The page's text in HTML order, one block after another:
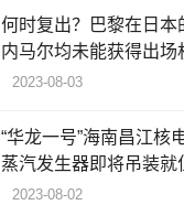
何时复出？巴黎在日本
内马尔均未能获得出场
2023-08-03
“华龙一号”海南昌江核
蒸汽发生器即将吊装就
2023-08-02